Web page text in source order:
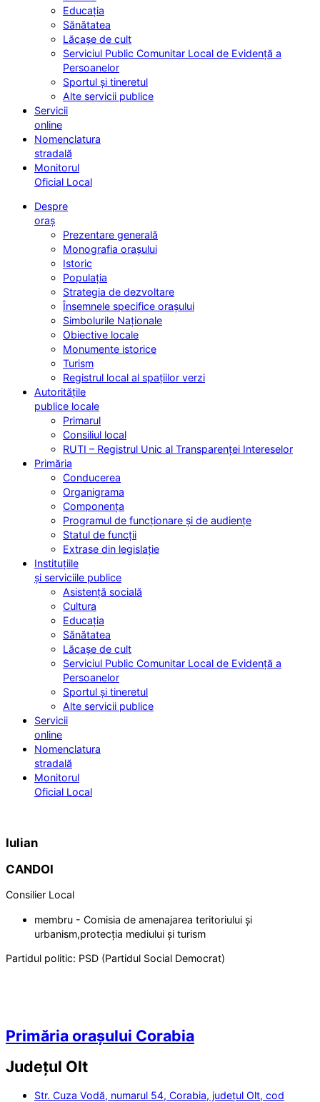
Educația
Sănătatea
Lăcașe de cult
Serviciul Public Comunitar Local de Evidență a
Persoanelor
Sportul și tineretul
Alte servicii publice
Servicii
online
Nomenclatura
stradală
Monitorul
Oficial Local
Despre
oraș
Prezentare generală
Monografia orașului
Istoric
Populația
Strategia de dezvoltare
Însemnele specifice orașului
Simbolurile Naționale
Obiective locale
Monumente istorice
Turism
Registrul local al spațiilor verzi
Autoritățile
publice locale
Primarul
Consiliul local
RUTI – Registrul Unic al Transparenței Intereselor
Primăria
Conducerea
Organigrama
Componența
Programul de funcționare și de audiențe
Statul de funcții
Extrase din legislație
Instituțiile
și serviciile publice
Asistență socială
Cultura
Educația
Sănătatea
Lăcașe de cult
Serviciul Public Comunitar Local de Evidență a
Persoanelor
Sportul și tineretul
Alte servicii publice
Servicii
online
Nomenclatura
stradală
Monitorul
Oficial Local
Iulian
CANDOI
Consilier Local
membru - Comisia de amenajarea teritoriului și
urbanism,protecția mediului și turism
Partidul politic: PSD (Partidul Social Democrat)
Primăria orașului Corabia
Județul Olt
Str. Cuza Vodă, numarul 54, Corabia, județul Olt, cod